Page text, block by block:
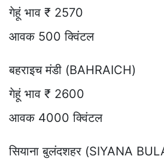
गेहूं भाव ₹ 2570
आवक 500 क्विंटल
बहराइच मंडी (BAHRAICH)
गेहूं भाव ₹ 2600
आवक 4000 क्विंटल
सियाना बुलंदशहर (SIYANA